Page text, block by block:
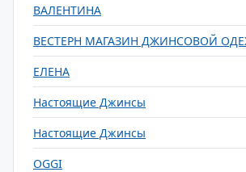
ВАЛЕНТИНА
ВЕСТЕРН МАГАЗИН ДЖИНСОВОЙ
ЕЛЕНА
Настоящие Джинсы
Настоящие Джинсы
OGGI